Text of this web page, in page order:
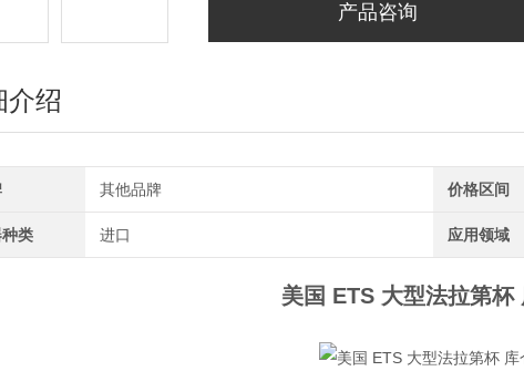
产品咨询
介绍
其他品牌 价格区间
类 进口 应用领域
美国 ETS 大型法拉第杯